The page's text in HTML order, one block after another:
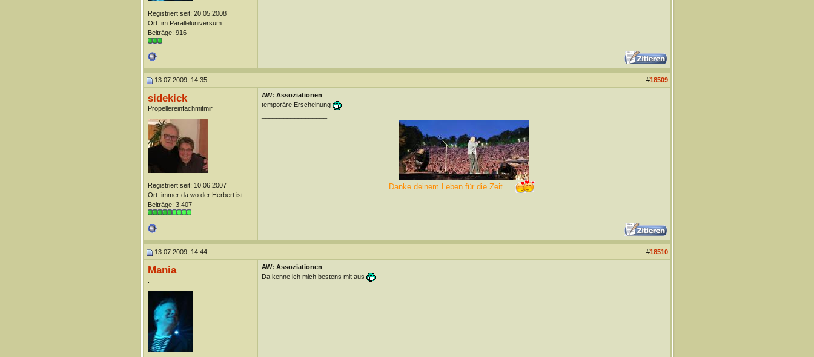
Registriert seit: 20.05.2008
Ort: im Paralleluniversum
Beiträge: 916
13.07.2009, 14:35 #18509
sidekick
Propellereinfachmitmir
Registriert seit: 10.06.2007
Ort: immer da wo der Herbert ist...
Beiträge: 3.407
AW: Assoziationen
temporäre Erscheinung
Danke deinem Leben für die Zeit....
13.07.2009, 14:44 #18510
Mania
AW: Assoziationen
Da kenne ich mich bestens mit aus